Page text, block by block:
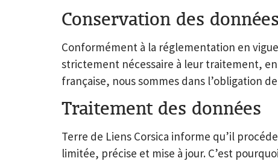
Conservation des données
Conformément à la réglementation en
strictement nécessaire à leur traitement,
française, nous sommes dans l’obligation
Traitement des données
Terre de Liens Corsica informe qu’il
limitée, précise et mise à jour. C’est